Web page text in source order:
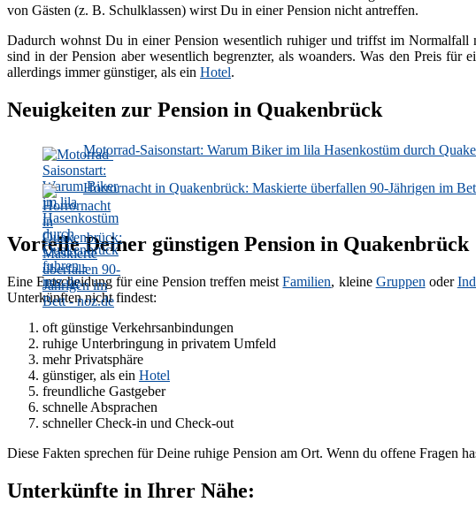
von Gästen (z. B. Schulklassen) wirst Du in einer Pension nicht antreffen.
Dadurch wohnst Du in einer Pension wesentlich ruhiger und triffst im Normalfall
sind in der Pension aber wesentlich begrenzter, als woanders. Was den Preis für
allerdings immer günstiger, als ein Hotel.
Neuigkeiten zur Pension in Quakenbrück
Motorrad-Saisonstart: Warum Biker im lila Hasenkostüm durch
Horrornacht in Quakenbrück: Maskierte überfallen 90-Jährigen im
Vorteile Deiner günstigen Pension in Quakenbrück
Eine Entscheidung für eine Pension treffen meistFamilien, kleine Gruppen oder
Unterkünften nicht findest:
oft günstige Verkehrsanbindungen
ruhige Unterbringung in privatem Umfeld
mehr Privatsphäre
günstiger, als ein Hotel
freundliche Gastgeber
schnelle Absprachen
schneller Check-in und Check-out
Diese Fakten sprechen für Deine ruhige Pension am Ort. Wenn du offene Fragen
Unterkünfte in Ihrer Nähe: